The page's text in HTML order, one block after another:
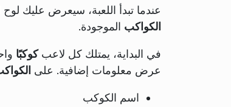
عندما تبدأ اللعبة، سيعرض عليك
الكواكب الموجودة.
في البداية، يمتلك كل لاعبكوكبًا
عرض معلومات إضافية. على
اسم الكوكب